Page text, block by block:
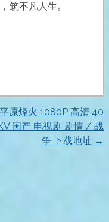
筑不凡人生。
原烽火 1080P 高清 40
国产 电视剧 剧情 / 战
争 下载地址 →